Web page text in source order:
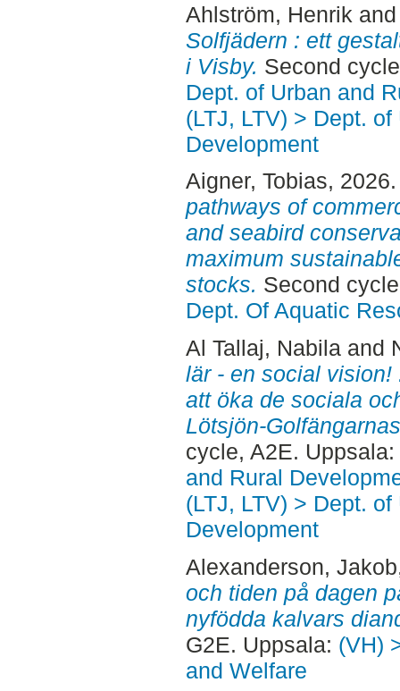
Ahlström, Henrik
Solfjädern : ett
i Visby. Second
Dept. of Urban and
(LTJ, LTV) > Dept.
Development
Aigner, Tobias,
pathways of
and seabird
maximum
stocks. Second
Dept. Of Aquatic
Al Tallaj, Nabilaand
lär - en social
att öka de sociala
Lötsjön-
cycle, A2E. Uppsala:
and Rural
(LTJ, LTV) > Dept.
Development
Alexanderson, Jakob
och tiden på dagen
nyfödda kalvars
G2E. Uppsala: (VH)
and Welfare